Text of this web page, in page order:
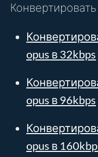
opus в 32kbps
opus в 96kbps
opus в